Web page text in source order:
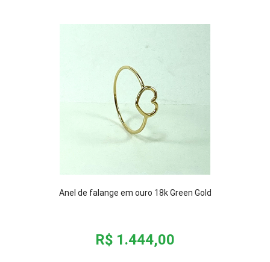
Anel de falange em ouro 18k Green Gold
R$ 1.444,00